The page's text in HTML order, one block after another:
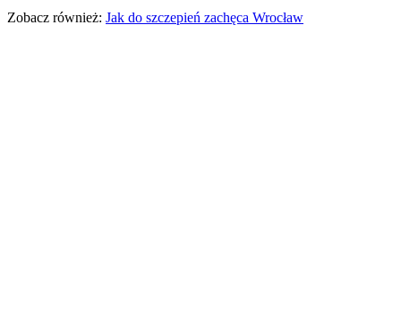
Zobacz również: Jak do szczepień zachęca Wrocław